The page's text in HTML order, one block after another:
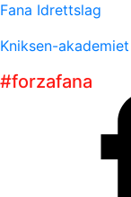
Fana Idrettslag
Kniksen-akademiet
#forzafana